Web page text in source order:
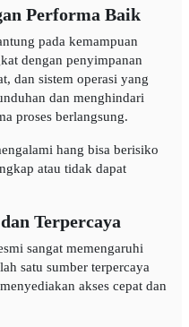
Performa Baik
pada kemampuan
dengan penyimpanan
dan sistem operasi yang
dan menghindari
proses berlangsung.
hang bisa berisiko
atau tidak dapat
Terpercaya
sangat memengaruhi
satu sumber terpercaya
akses cepat dan